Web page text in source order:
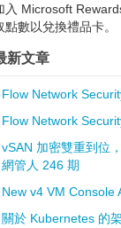
入 Microsoft
點數以兌換禮品卡。
新文章
Flow Network
Flow Network
vSAN 加密雙重到位
網管人 246 期
New v4 VM Console
關於 Kubernetes 的